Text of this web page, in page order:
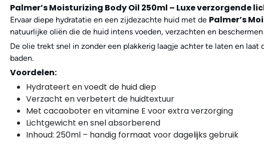
Palmer’s Moisturizing Body Oil 250ml – Luxe verzorgende
Ervaar diepe hydratatie en een zijdezachte huid met de Palmer’s
natuurlijke oliën die de huid intens voeden, verzachten en
De olie trekt snel in zonder een plakkerig laagje achter te laten en
baden.
Voordelen:
Hydrateert en voedt de huid diep
Verzacht en verbetert de huidtextuur
Met cacaoboter en vitamine E voor extra verzorging
Lichtgewicht en snel absorberend
Inhoud: 250ml – handig formaat voor dagelijks gebruik